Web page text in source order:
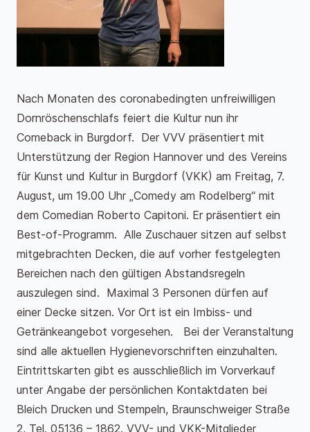
Nach Monaten des coronabedingten unfreiwilligen
Dornröschenschlafs feiert die Kultur nun ihr
Comeback in Burgdorf. Der VVV präsentiert mit
Unterstützung der Region Hannover und des Vereins
für Kunst und Kultur in Burgdorf (VKK) am Freitag, 7.
August, um 19.00 Uhr „Comedy am Rodelberg“ mit
dem Comedian Roberto Capitoni. Er präsentiert ein
Best-of-Programm. Alle Zuschauer sitzen auf selbst
mitgebrachten Decken, die auf vorher festgelegten
Bereichen nach den gültigen Abstandsregeln
auszulegen sind. Maximal 3 Personen dürfen auf
einer Decke sitzen. Vor Ort ist ein Imbiss- und
Getränkeangebot vorgesehen. Bei der Veranstaltung
sind alle aktuellen Hygienevorschriften einzuhalten.
Eintrittskarten gibt es ausschließlich im Vorverkauf
unter Angabe der persönlichen Kontaktdaten bei
Bleich Drucken und Stempeln, Braunschweiger Straße
2, Tel. 05136 – 1862. VVV- und VKK-Mitglieder